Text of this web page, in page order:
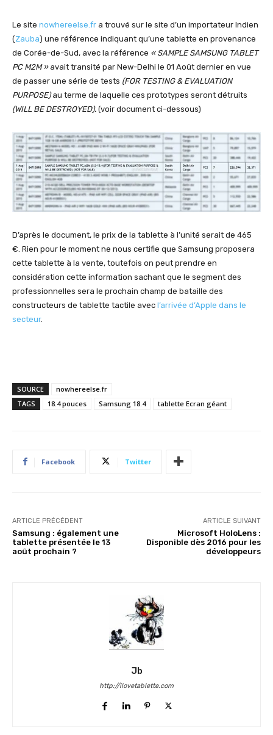
Le site nowhereelse.fr a trouvé sur le site d’un importateur Indien
(Zauba) une référence indiquant qu’une tablette en provenance
de Corée-de-Sud, avec la référence « SAMPLE SAMSUNG TABLET
PC M2M »avait transité par New-Delhi le 01 Août dernier en vue
de passer une série de tests (FOR TESTING & EVALUATION
PURPOSE)au terme de laquelle ces prototypes seront détruits
(WILL BE DESTROYED). (voir document ci-dessous)
D’après le document, le prix de la tablette à l’unité serait de 465
€. Rien pour le moment ne nous certifie que Samsung proposera
cette tablette à la vente, toutefois on peut prendre en
considération cette information sachant que le segment des
professionnelles sera le prochain champ de bataille des
constructeurs de tablette tactile avec l’arrivée d’Apple dans le
secteur.
SOURCE
nowhereelse.fr
TAGS
18.4 pouces Samsung 18.4 tablette Ecran géant
Facebook Twitter
ARTICLE PRÉCÉDENT
Samsung : également une
tablette présentée le 13
août prochain ?
ARTICLE SUIVANT
Microsoft HoloLens :
Disponible dès 2016 pour les
développeurs
Jb
http://ilovetablette.com